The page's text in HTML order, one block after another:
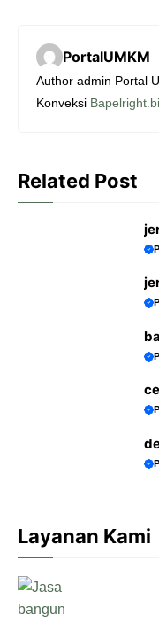
e
b
k
t
s
p
s
e
e
e
g
m
PortalUMKM
Author admin Portal
Konveksi
Related Post
Layanan Kami